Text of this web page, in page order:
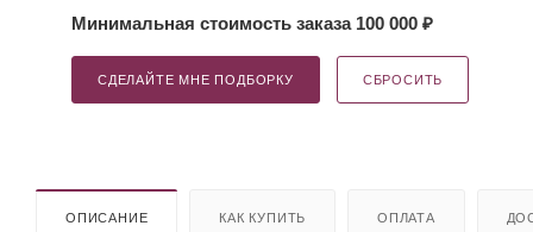
Минимальная стоимость заказа 100 000 ₽
СДЕЛАЙТЕ МНЕ ПОДБОРКУ СБРОСИТЬ
ОПИСАНИЕ КАК КУПИТЬ ОПЛАТА